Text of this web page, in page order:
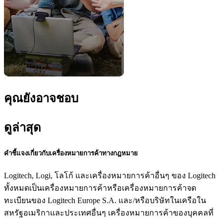
คุณยังอาจชอบ
ดูล่าสุด
คำชี้แจงเกี่ยวกับเครื่องหมายการค้าทางกฎหมาย
Logitech, Logi, โลโก้ และเครื่องหมายการค้าอื่นๆ ของ Logitech
ทั้งหมดเป็นเครื่องหมายการค้าหรือเครื่องหมายการค้าจด
ทะเบียนของ Logitech Europe S.A. และ/หรือบริษัทในเครือใน
สหรัฐอเมริกาและประเทศอื่นๆ เครื่องหมายการค้าของบุคคลที่